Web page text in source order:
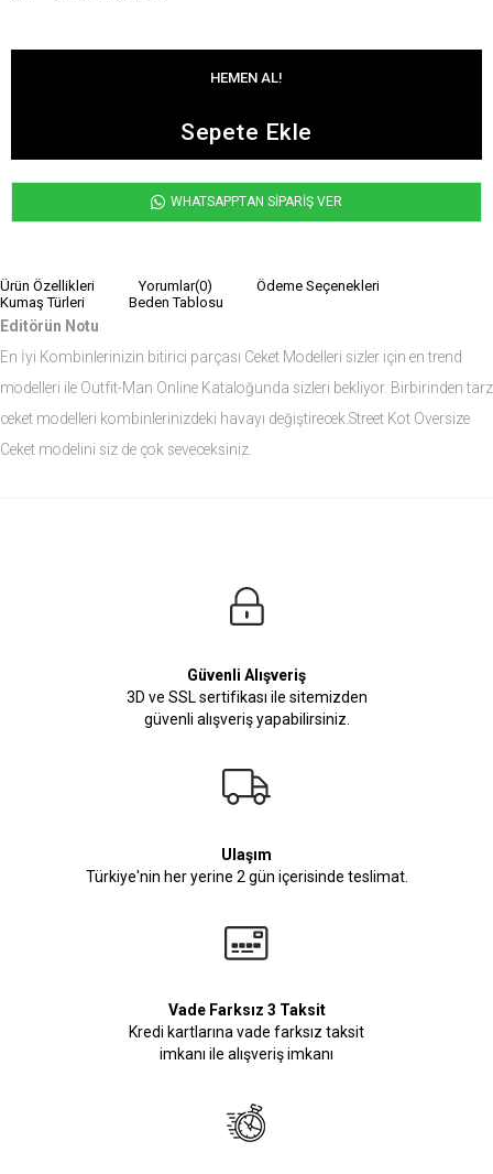
WHATSAPPTAN SİPARİŞ VER
Ürün Özellikleri Yorumlar(0)
Ödeme Seçenekleri
Kumaş Türleri
Beden Tablosu
Editörün Notu
En İyi Kombinlerinizin bitirici parçası Ceket Modelleri sizler için en trend
modelleri ile Outfit-Man Online Kataloğunda sizleri bekliyor. Birbirinden tarz
ceket modelleri kombinlerinizdeki havayı değiştirecek.Street Kot Oversize
Ceket modelini siz de çok seveceksiniz.
Manken Bedenleri Üst Grup M, Alt Grup 33 Beden ( Medium )
Güvenli Alışveriş
3D ve SSL sertifikası ile sitemizden
güvenli alışveriş yapabilirsiniz.
Ulaşım
Türkiye'nin her yerine 2 gün içerisinde teslimat.
Vade Farksız 3 Taksit
Kredi kartlarına vade farksız taksit
imkanı ile alışveriş imkanı